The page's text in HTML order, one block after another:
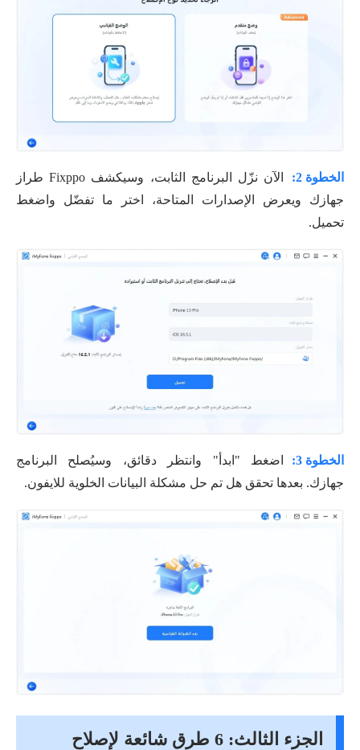
الخطوة 2:
الآن نزّل البرنامج الثابت، وسيكشف Fixppo طراز
جهازك ويعرض الإصدارات المتاحة، اختر ما تفضّل واضغط
تحميل.
الخطوة 3:
اضغط "ابدأ" وانتظر دقائق، وسيُصلح البرنامج
جهازك. بعدها تحقق هل تم حل مشكلة البيانات الخلوية للايفون.
الجزء الثالث: 6 طرق شائعة لإصلاح